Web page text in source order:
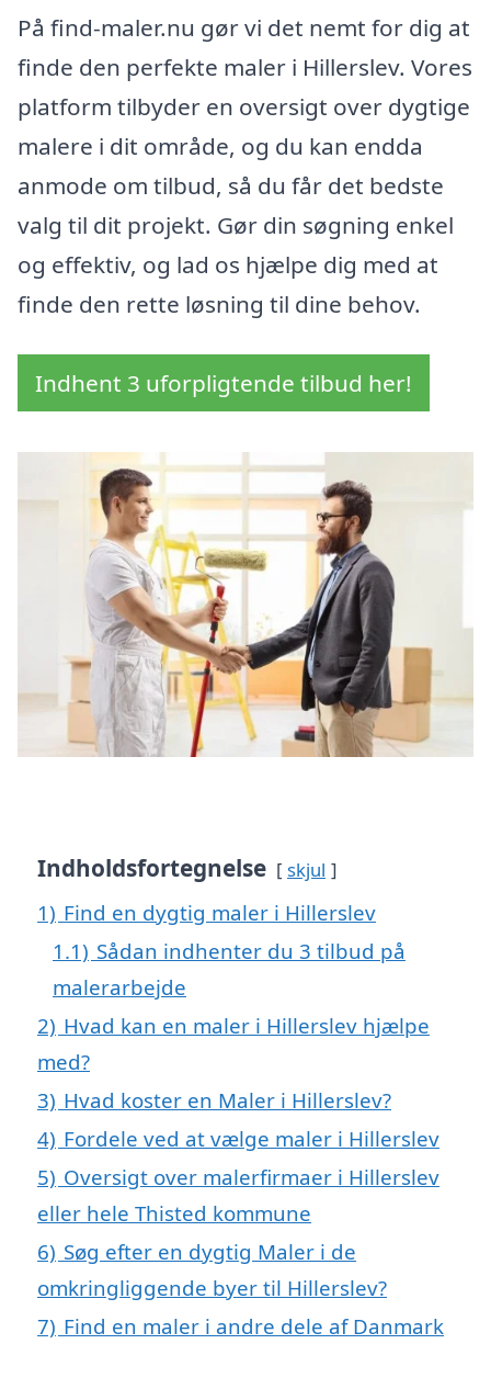
På find-maler.nu gør vi det nemt for dig at
finde den perfekte maler i Hillerslev. Vores
platform tilbyder en oversigt over dygtige
malere i dit område, og du kan endda
anmode om tilbud, så du får det bedste
valg til dit projekt. Gør din søgning enkel
og effektiv, og lad os hjælpe dig med at
finde den rette løsning til dine behov.
Indhent 3 uforpligtende tilbud her!
Indholdsfortegnelse skjul
1) Find en dygtig maler i Hillerslev
1.1) Sådan indhenter du 3 tilbud på
malerarbejde
2) Hvad kan en maler i Hillerslev hjælpe
med?
3) Hvad koster en Maler i Hillerslev?
4) Fordele ved at vælge maler i Hillerslev
5) Oversigt over malerfirmaer i Hillerslev
eller hele Thisted kommune
6) Søg efter en dygtig Maler i de
omkringliggende byer til Hillerslev?
7) Find en maler i andre dele af Danmark